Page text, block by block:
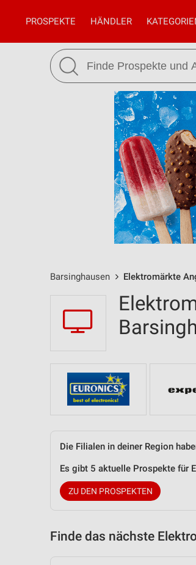
PROSPEKTE HÄNDLER
Barsinghausen Elektromärkte
Die Filialen in deiner Region
Es gibt 5 aktuelle Prospekte für
ZU DEN PROSPEKTEN
Finde das nächste